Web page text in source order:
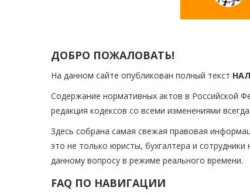
ДОБРО ПОЖАЛОВАТЬ!
На данном сайте опубликован полный текст
Содержание нормативных актов в Российской
редакция кодексов со всеми изменениями
Здесь собрана самая свежая правовая
это не только юристы, бухгалтера и
данному вопросу в режиме реального времени.
FAQ ПО НАВИГАЦИИ